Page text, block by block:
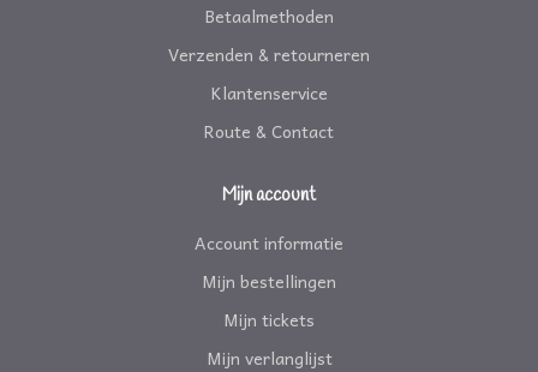
Betaalmethoden
Verzenden & retourneren
Klantenservice
Route & Contact
Mijn account
Account informatie
Mijn bestellingen
Mijn tickets
Mijn verlanglijst